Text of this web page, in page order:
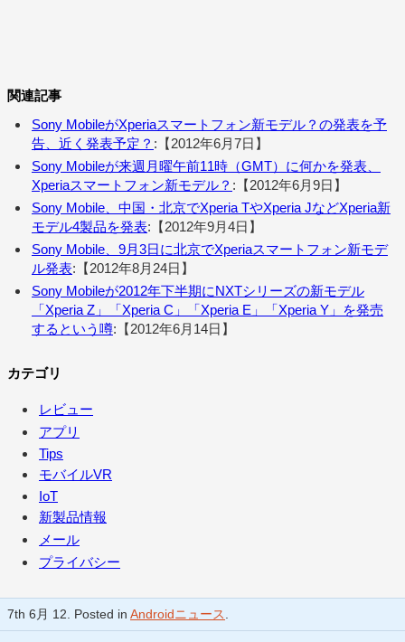
関連記事
Sony MobileがXperiaスマートフォン新モデル？の発表を予
告、近く発表予定？ :【2012年6月7日】
Sony Mobileが来週月曜午前11時（GMT）に何かを発表、
Xperiaスマートフォン新モデル？ :【2012年6月9日】
Sony Mobile、中国・北京でXperia TやXperia JなどXperia新
モデル4製品を発表:【2012年9月4日】
Sony Mobile、9月3日に北京でXperiaスマートフォン新モデ
ル発表:【2012年8月24日】
Sony Mobileが2012年下半期にNXTシリーズの新モデル
「Xperia Z」「Xperia C」「Xperia E」「Xperia Y」を発売
するという噂:【2012年6月14日】
カテゴリ
レビュー
アプリ
Tips
モバイルVR
IoT
新製品情報
メール
プライバシー
7th 6月 12. Posted in Androidニュース